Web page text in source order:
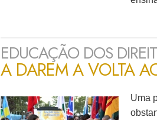
EDUCAÇÃO DOS
A DAREM A VOLTA
Uma